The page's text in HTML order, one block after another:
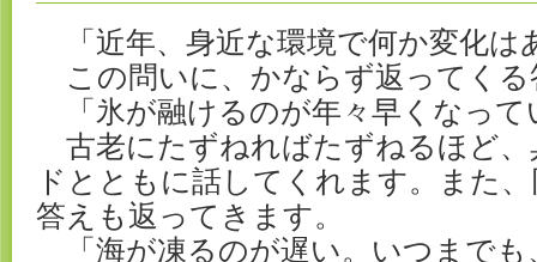
「近年、身近な環境で何か変化は
この問いに、かならず返ってくる
「氷が融けるのが年々早くなって
古老にたずねればたずねるほど、
ドとともに話してくれます。また
答えも返ってきます。
「海が凍るのが遅い。いつまでも